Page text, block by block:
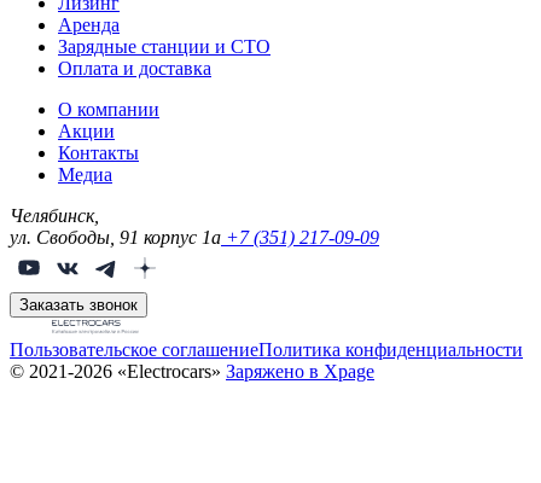
Аренда
Зарядные станции и СТО
Оплата и доставка
О компании
Акции
Контакты
Медиа
Челябинск,
ул. Свободы, 91 корпус 1а +7 (351) 217-09-09
Заказать звонок
Пользовательское соглашениеПолитика конфиденциальности
© 2021-2026 «Electrocars» Заряжено в Xpage